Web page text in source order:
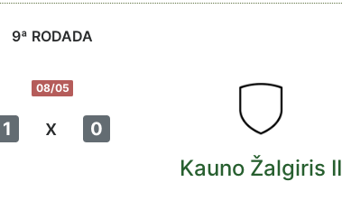
9ª RODADA
08/05
1 x 0
Kauno Žalgiris II